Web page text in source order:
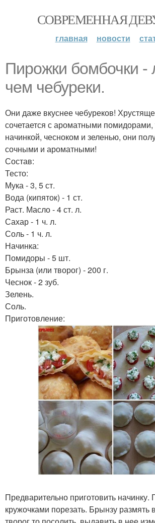
СОВРЕМЕННАЯ
главная новости
Пирожки бомбочки -
чем чебуреки.
Они даже вкуснее чебуреков!
сочетается с ароматными
начинкой, чесноком и зеленью, они
сочными и ароматными!
Состав:
Тесто:
Мука - 3, 5 ст.
Вода (кипяток) - 1 ст.
Раст. Масло - 4 ст. л.
Сахар - 1 ч. л.
Соль - 1 ч. л.
Начинка:
Помидоры - 5 шт.
Брынза (или творог) - 200 г.
Чеснок - 2 зуб.
Зелень.
Соль.
Приготовление:
Предварительно приготовить
кружочками порезать. Брынзу размять